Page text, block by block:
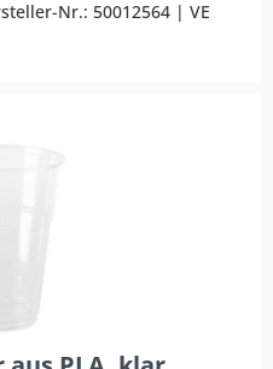
Nr.: 50012564 | VE